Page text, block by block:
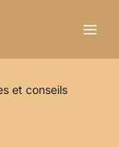
et conseils